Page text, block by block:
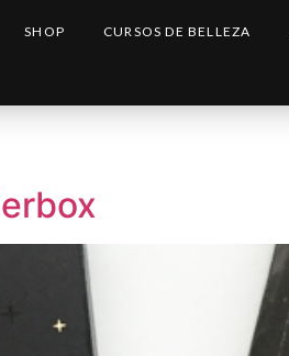
SHOP CURSOS DE BELLEZA